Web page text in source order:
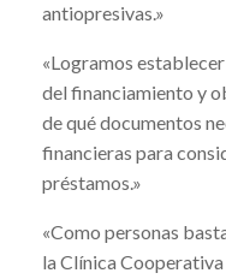
antiopresivas.»
«Logramos
del financiamiento y
de qué documentos
financieras para
préstamos.»
«Como personas
la Clínica